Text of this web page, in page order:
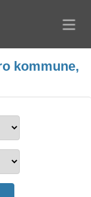
kommune,